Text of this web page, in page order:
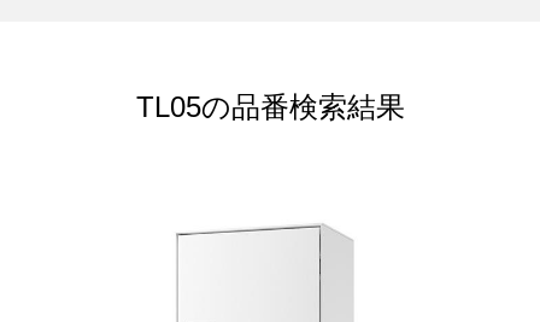
TL05の品番検索結果